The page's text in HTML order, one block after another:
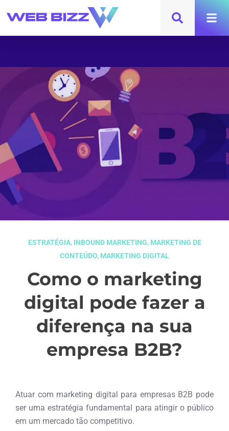
ESTRATÉGIA, INBOUND MARKETING, MARKETING DE
CONTEÚDO, MARKETING DIGITAL
Como o marketing
digital pode fazer a
diferença na sua
empresa B2B?
Atuar com marketing digital para empresas B2B pode
ser uma estratégia fundamental para atingir o público
em um mercado tão competitivo.